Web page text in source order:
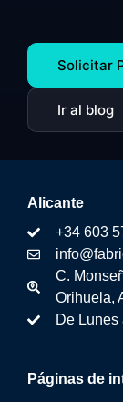
Solicitar
Ir al blog
Páginas de
Alicante
+34 603
C.
Orihuela,
De Lunes